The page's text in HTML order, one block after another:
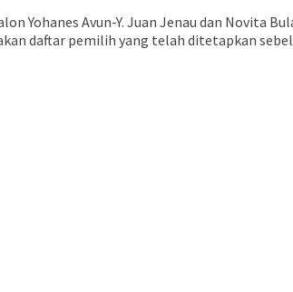
Yohanes Avun-Y. Juan Jenau dan Novita
daftar pemilih yang telah ditetapkan